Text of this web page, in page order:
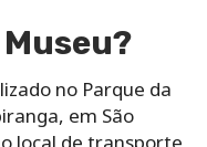
no Parque da
em São